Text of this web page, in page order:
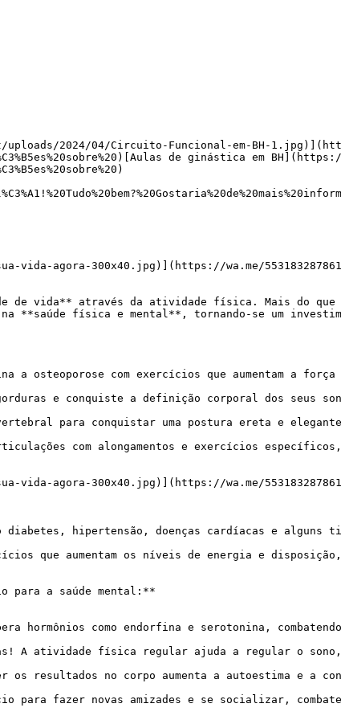
2024/04/Circuito-Funcional-em-BH-
de ginástica em
na **saúde física e mental**, tornando-se um
osteoporose com exercícios que aumentam a
e conquiste a definição corporal dos seus
para conquistar uma postura ereta e
com alongamentos e exercícios
diabetes, hipertensão, doenças cardíacas e
que aumentam os níveis de energia e
como endorfina e serotonina,
A atividade física regular ajuda a regular o
resultados no corpo aumenta a autoestima e a
para fazer novas amizades e se socializar,